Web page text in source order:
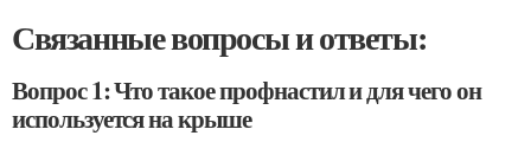
Связанные вопросы и ответы:
Вопрос 1: Что такое профнастил и для чего он
используется на крыше